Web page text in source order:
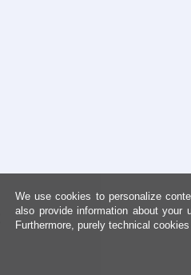
We use cookies to personalize
also provide information about your
Furthermore, purely technical